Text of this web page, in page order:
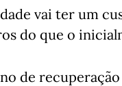
vai ter um
do que o
de